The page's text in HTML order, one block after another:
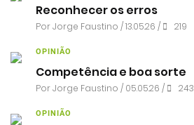
Reconhecer os erros
PorJorge Faustino / 13.05.26 / 219
OPINIÃO
Competência e boa sorte
PorJorge Faustino / 05.05.26 / 243
OPINIÃO